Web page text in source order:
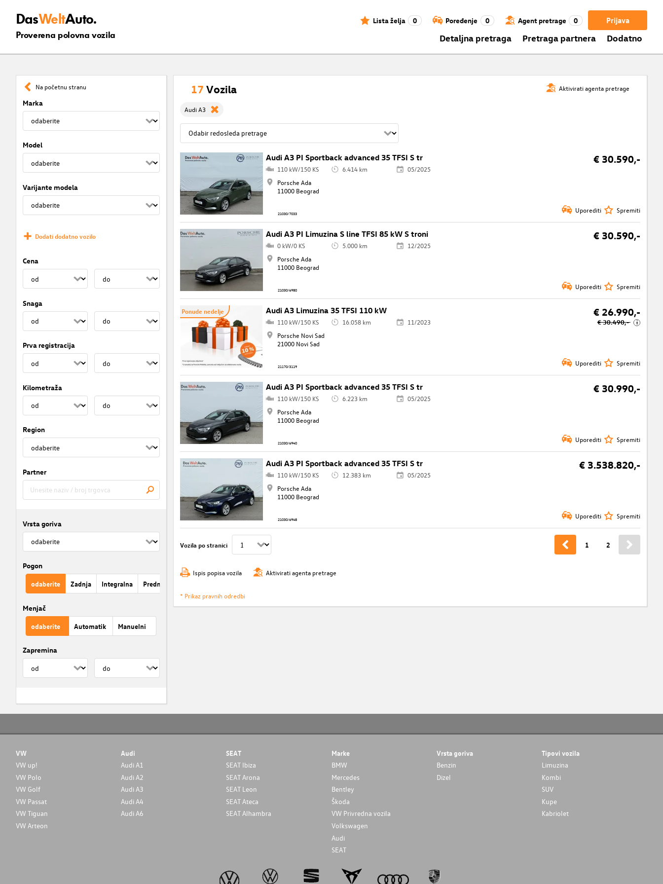
DasWeltAuto.
Proverena polovna vozila
Prijava
Lista želja 0 Poređenje 0 Agent pretrage 0
Detaljna pretraga Pretraga partnera Dodatno
Na početnu stranu
Marka
Model
Varijante modela
Dodati dodatno vozilo
Cena
Snaga
Prva registracija
Kilometraža
Region
Partner
Vrsta goriva
Pogon
odaberite Zadnja Integralna Prednja
Menjač
odaberite Automatik Manuelni
Zapremina
Aktivirati agenta pretrage
17 Vozila
Audi A3
Audi A3 PI Sportback advanced 35 TFSI S tr € 30.590,-
110 kW/150 KS 6.414 km
05/2025
Porsche Ada
11000 Beograd
21030/7033 Uporediti Spremiti
Audi A3 PI Limuzina S line TFSI 85 kW S troni € 30.590,-
0 kW/0 KS 5.000 km
12/2025
Porsche Ada
11000 Beograd
21030/6980 Uporediti Spremiti
Ponude nedelje Audi A3 Limuzina 35 TFSI 110 kW € 26.990,-
€ 30.490,- i
110 kW/150 KS 16.058 km
11/2023
Porsche Novi Sad
21000 Novi Sad
21170/3119 Uporediti Spremiti
Audi A3 PI Sportback advanced 35 TFSI S tr € 30.990,-
110 kW/150 KS 6.223 km
05/2025
Porsche Ada
11000 Beograd
21030/6940 Uporediti Spremiti
Audi A3 PI Sportback advanced 35 TFSI S tr € 3.538.820,-
110 kW/150 KS 12.383 km
05/2025
Porsche Ada
11000 Beograd
21030/6948 Uporediti Spremiti
Vozila po stranici 1 2
Ispis popisa vozila Aktivirati agenta pretrage
* Prikaz pravnih odredbi
VW
VW up!
VW Polo
VW Golf
VW Passat
VW Tiguan
VW Arteon
Audi
Audi A1
Audi A2
Audi A3
Audi A4
Audi A6
SEAT
SEAT Ibiza
SEAT Arona
SEAT Leon
SEAT Ateca
SEAT Alhambra
Marke
BMW
Mercedes
Bentley
Škoda
VW Privredna vozila
Volkswagen
Audi
SEAT
Vrsta goriva
Benzin
Dizel
Tipovi vozila
Limuzina
Kombi
SUV
Kupe
Kabriolet